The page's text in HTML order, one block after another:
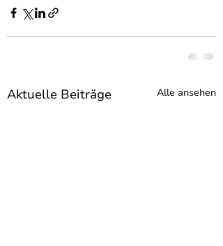
Aktuelle Beiträge Alle ansehen